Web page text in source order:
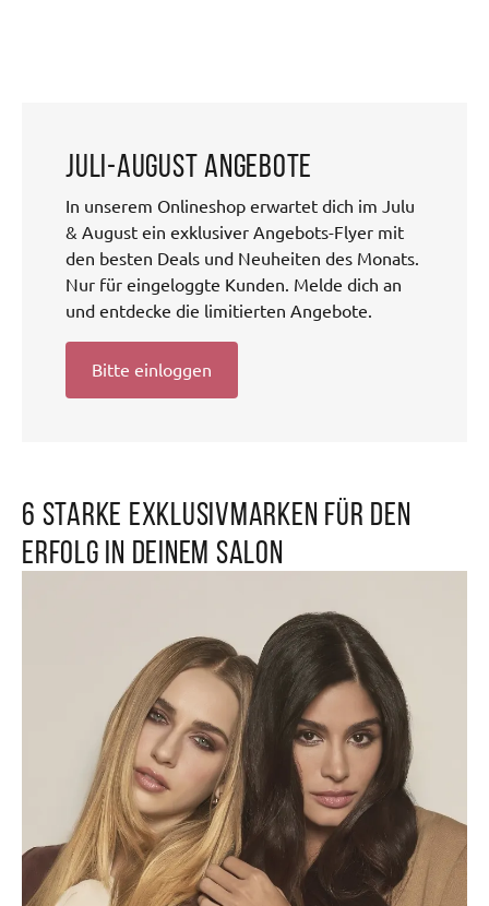
Juli-August Angebote
In unserem Onlineshop erwartet dich im Julu
& August ein exklusiver Angebots-Flyer mit
den besten Deals und Neuheiten des Monats.
Nur für eingeloggte Kunden. Melde dich an
und entdecke die limitierten Angebote.
Bitte einloggen
6 starke Exklusivmarken für den
Erfolg in deinem Salon